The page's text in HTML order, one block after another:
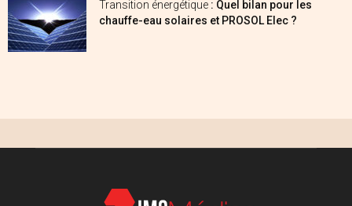
Transition énergétique : Quel bilan pour les
chauffe-eau solaires et PROSOL Elec ?